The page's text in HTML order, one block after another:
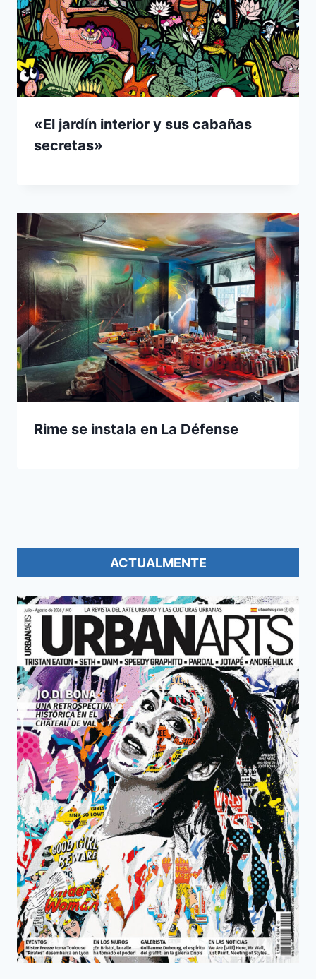
«El jardín interior y sus cabañas
secretas»
Rime se instala en La Défense
ACTUALMENTE